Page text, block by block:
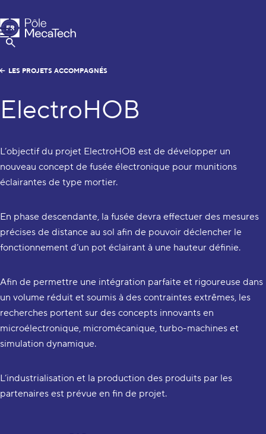
Pôle MecaTech
Menu
Afficher la Recherche
FR
EN
LES PROJETS ACCOMPAGNÉS
ElectroHOB
L’objectif du projet ElectroHOB est de développer un
nouveau concept de fusée électronique pour munitions
éclairantes de type mortier.
En phase descendante, la fusée devra effectuer des mesures
précises de distance au sol afin de pouvoir déclencher le
fonctionnement d’un pot éclairant à une hauteur définie.
Afin de permettre une intégration parfaite et rigoureuse dans
un volume réduit et soumis à des contraintes extrêmes, les
recherches portent sur des concepts innovants en
microélectronique, micromécanique, turbo-machines et
simulation dynamique.
L’industrialisation et la production des produits par les
partenaires est prévue en fin de projet.